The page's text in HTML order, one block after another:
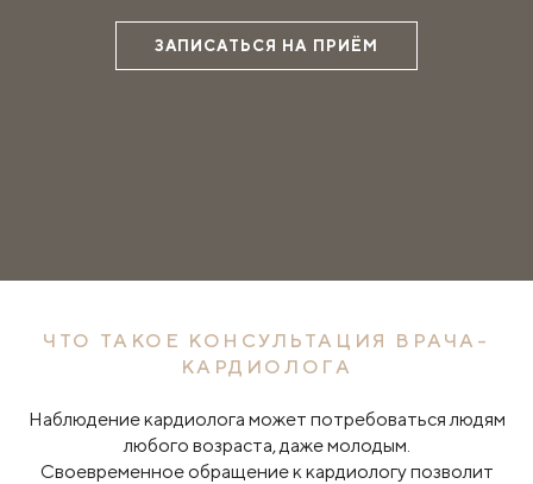
ЗАПИСАТЬСЯ НА ПРИЁМ
ЧТО ТАКОЕ КОНСУЛЬТАЦИЯ ВРАЧА-
КАРДИОЛОГА
Наблюдение кардиолога может потребоваться людям
любого возраста, даже молодым.
Своевременное обращение к кардиологу позволит